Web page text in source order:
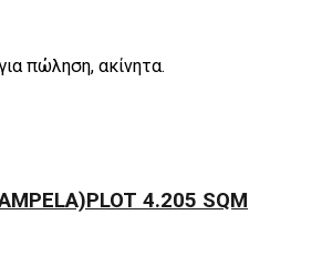
πώληση, ακίνητα.
4.205 SQM